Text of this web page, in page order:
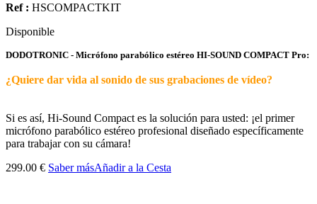
Ref : HSCOMPACTKIT
Disponible
DODOTRONIC - Micrófono parabólico estéreo HI-SOUND COMPACT Pro:
¿Quiere dar vida al sonido de sus grabaciones de vídeo?
Si es así, Hi-Sound Compact es la solución para usted: ¡el primer
micrófono parabólico estéreo profesional diseñado específicamente
para trabajar con su cámara!
299.00 € Saber másAñadir a la Cesta